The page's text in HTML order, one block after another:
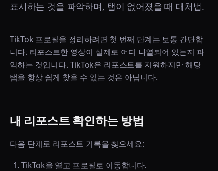
표시하는 것을 파악하며, 탭이 없어졌을 때 대처법.
TikTok 프로필을 정리하려면 첫 번째 단계는 보통 간단합
니다: 리포스트한 영상이 실제로 어디 나열되어 있는지 파
악하는 것입니다. TikTok은 리포스트를 지원하지만 해당
탭을 항상 쉽게 찾을 수 있는 것은 아닙니다.
내 리포스트 확인하는 방법
다음 단계로 리포스트 기록을 찾으세요:
TikTok을 열고 프로필로 이동합니다.